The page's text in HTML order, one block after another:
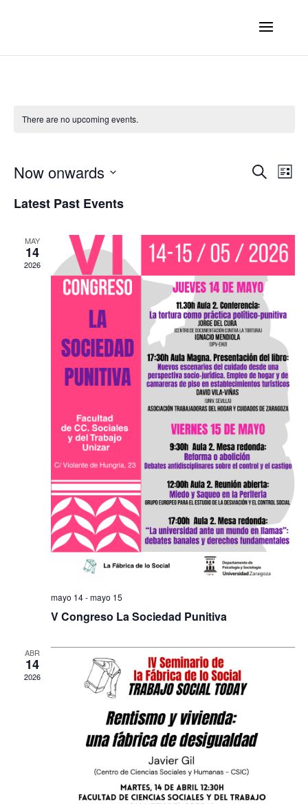
There are no upcoming events.
Search
List
Now onwards
date.
Latest Past Events
MAY
14
2026
mayo 14-mayo 15
V Congreso La Sociedad Punitiva
ABR
14
2026